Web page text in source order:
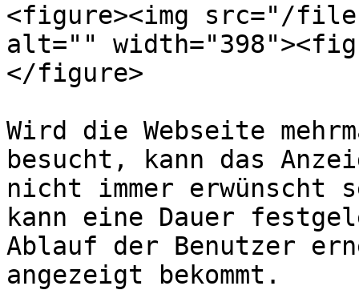
<figure><img src="/
alt=""
</figure>
Wird die Webseite
besucht, kann das
nicht immer erwünscht
kann eine Dauer
Ablauf der Benutzer
angezeigt bekommt.